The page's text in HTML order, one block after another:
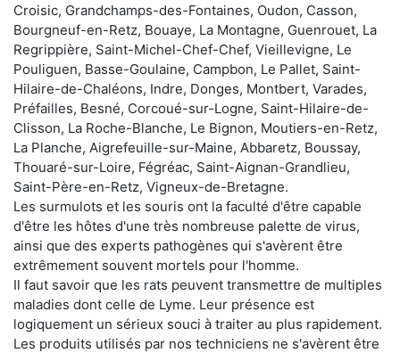
Croisic, Grandchamps-des-Fontaines, Oudon, Casson,
Bourgneuf-en-Retz, Bouaye, La Montagne, Guenrouet, La
Regrippière, Saint-Michel-Chef-Chef, Vieillevigne, Le
Pouliguen, Basse-Goulaine, Campbon, Le Pallet, Saint-
Hilaire-de-Chaléons, Indre, Donges, Montbert, Varades,
Préfailles, Besné, Corcoué-sur-Logne, Saint-Hilaire-de-
Clisson, La Roche-Blanche, Le Bignon, Moutiers-en-Retz,
La Planche, Aigrefeuille-sur-Maine, Abbaretz, Boussay,
Thouaré-sur-Loire, Fégréac, Saint-Aignan-Grandlieu,
Saint-Père-en-Retz, Vigneux-de-Bretagne.
Les surmulots et les souris ont la faculté d'être capable
d'être les hôtes d'une très nombreuse palette de virus,
ainsi que des experts pathogènes qui s'avèrent être
extrêmement souvent mortels pour l'homme.
Il faut savoir que les rats peuvent transmettre de multiples
maladies dont celle de Lyme. Leur présence est
logiquement un sérieux souci à traiter au plus rapidement.
Les produits utilisés par nos techniciens ne s'avèrent être